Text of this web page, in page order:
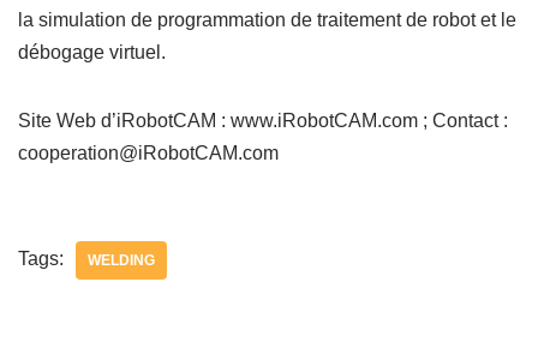
la simulation de programmation de traitement de robot et le
débogage virtuel.
Site Web d’iRobotCAM : www.iRobotCAM.com ; Contact :
cooperation@iRobotCAM.com
Tags: WELDING